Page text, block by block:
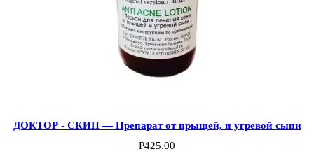
ДОКТОР - СКИН — Препарат от прыщей, и угревой сыпи
Р425.00